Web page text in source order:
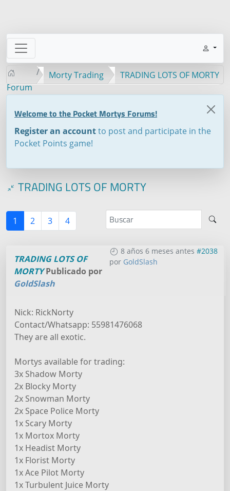
Forum
Morty Trading TRADING LOTS OF MORTY
Welcome to the Pocket Mortys Forums!
Register an accountto post and participate in the
Pocket Points game!
TRADING LOTS OF MORTY
1 2 3 4
8 años 6 meses antes #2038
por GoldSlash
TRADING LOTS OF
MORTYPublicado por
GoldSlash
Nick: RickNorty
Contact/Whatsapp: 55981476068
They are all exotic.
Mortys available for trading:
3x Shadow Morty
2x Blocky Morty
2x Snowman Morty
2x Space Police Morty
1x Scary Morty
1x Mortox Morty
1x Headist Morty
1x Florist Morty
1x Ace Pilot Morty
1x Turbulent Juice Morty